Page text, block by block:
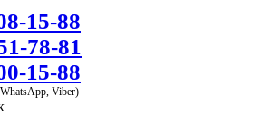
15-88
78-81
15-88
Viber)